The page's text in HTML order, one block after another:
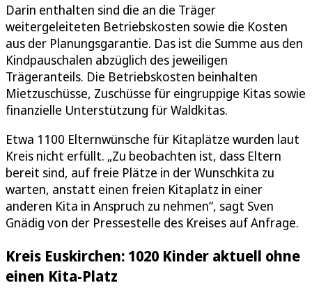
Darin enthalten sind die an die Träger
weitergeleiteten Betriebskosten sowie die Kosten
aus der Planungsgarantie. Das ist die Summe aus den
Kindpauschalen abzüglich des jeweiligen
Trägeranteils. Die Betriebskosten beinhalten
Mietzuschüsse, Zuschüsse für eingruppige Kitas sowie
finanzielle Unterstützung für Waldkitas.
Etwa 1100 Elternwünsche für Kitaplätze wurden laut
Kreis nicht erfüllt. „Zu beobachten ist, dass Eltern
bereit sind, auf freie Plätze in der Wunschkita zu
warten, anstatt einen freien Kitaplatz in einer
anderen Kita in Anspruch zu nehmen“, sagt Sven
Gnädig von der Pressestelle des Kreises auf Anfrage.
Kreis Euskirchen: 1020 Kinder aktuell ohne
einen Kita-Platz